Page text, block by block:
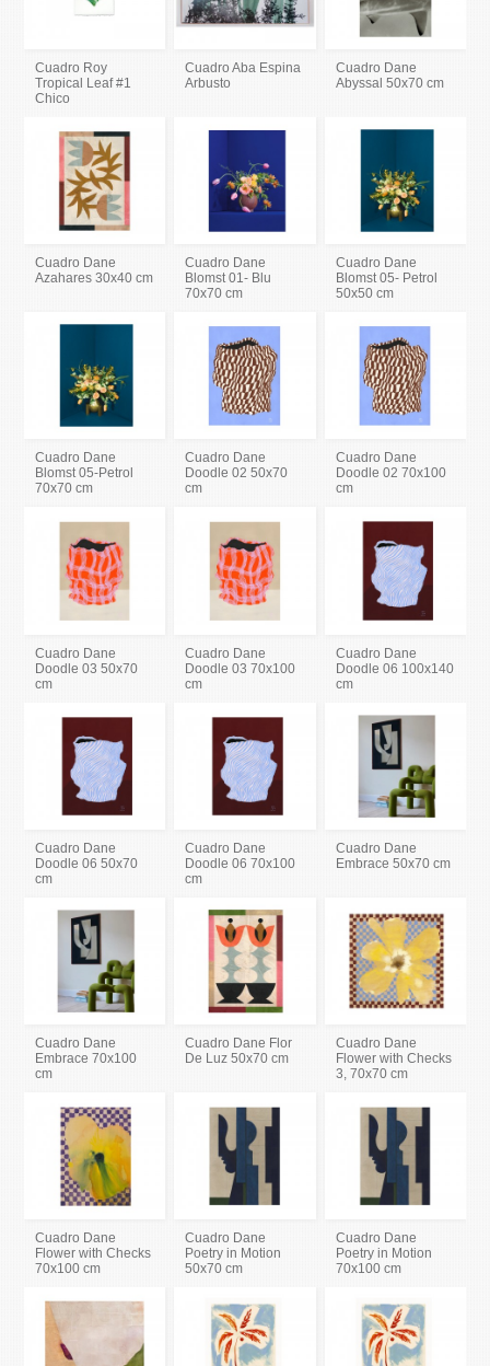
Cuadro Roy
Tropical Leaf #1
Chico
Cuadro Aba Espina
Arbusto
Cuadro Dane
Abyssal 50x70 cm
Cuadro Dane
Azahares 30x40 cm
Cuadro Dane
Blomst 01- Blu
70x70 cm
Cuadro Dane
Blomst 05- Petrol
50x50 cm
Cuadro Dane
Blomst 05-Petrol
70x70 cm
Cuadro Dane
Doodle 02 50x70
cm
Cuadro Dane
Doodle 02 70x100
cm
Cuadro Dane
Doodle 03 50x70
cm
Cuadro Dane
Doodle 03 70x100
cm
Cuadro Dane
Doodle 06 100x140
cm
Cuadro Dane
Doodle 06 50x70
cm
Cuadro Dane
Doodle 06 70x100
cm
Cuadro Dane
Embrace 50x70 cm
Cuadro Dane
Embrace 70x100
cm
Cuadro Dane Flor
De Luz 50x70 cm
Cuadro Dane
Flower with Checks
3, 70x70 cm
Cuadro Dane
Flower with Checks
70x100 cm
Cuadro Dane
Poetry in Motion
50x70 cm
Cuadro Dane
Poetry in Motion
70x100 cm